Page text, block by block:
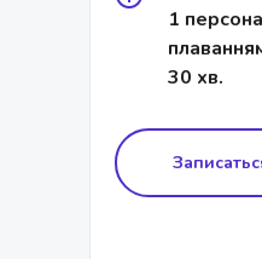
1
30 хв.